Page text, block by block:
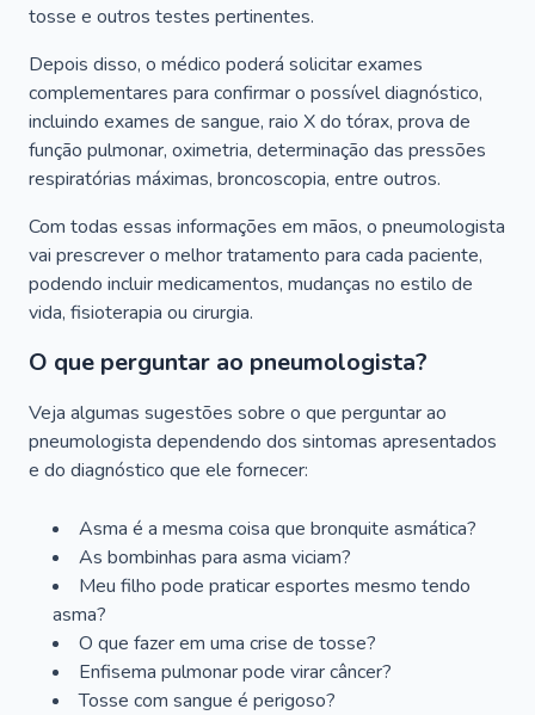
tosse e outros testes pertinentes.
Depois disso, o médico poderá solicitar exames
complementares para confirmar o possível diagnóstico,
incluindo exames de sangue, raio X do tórax, prova de
função pulmonar, oximetria, determinação das pressões
respiratórias máximas, broncoscopia, entre outros.
Com todas essas informações em mãos, o pneumologista
vai prescrever o melhor tratamento para cada paciente,
podendo incluir medicamentos, mudanças no estilo de
vida, fisioterapia ou cirurgia.
O que perguntar ao pneumologista?
Veja algumas sugestões sobre o que perguntar ao
pneumologista dependendo dos sintomas apresentados
e do diagnóstico que ele fornecer:
Asma é a mesma coisa que bronquite asmática?
As bombinhas para asma viciam?
Meu filho pode praticar esportes mesmo tendo
asma?
O que fazer em uma crise de tosse?
Enfisema pulmonar pode virar câncer?
Tosse com sangue é perigoso?